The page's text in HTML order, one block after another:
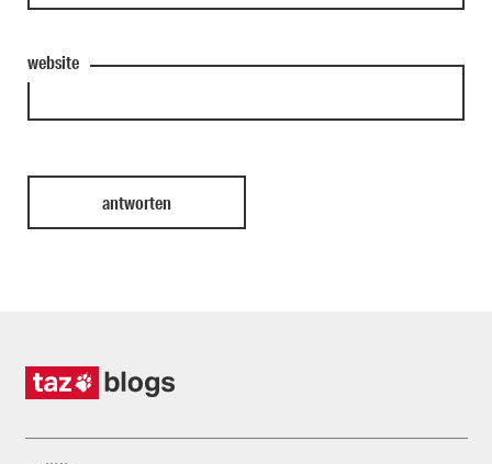
website